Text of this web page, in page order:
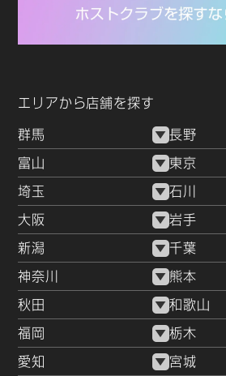
エリアから店舗を探す
群馬 長野
富山 東京
埼玉 石川
大阪 岩手
新潟 千葉
神奈川 熊本
秋田 和歌山
福岡 栃木
愛知 宮城